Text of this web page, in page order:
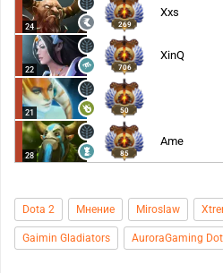
24 269
Xxs
22 706
XinQ
21 50
28 85
Ame
Dota 2 Мнение Miroslaw
Gaimin Gladiators AuroraGaming